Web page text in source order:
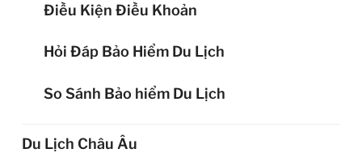
Điều Kiện Điều Khoản
Hỏi Đáp Bảo Hiểm Du Lịch
So Sánh Bảo hiểm Du Lịch
Du Lịch Châu Âu